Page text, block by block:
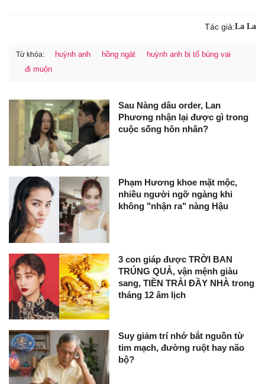
Tác giả:La La
Từ khóa: huỳnh anh hồng ngát
huỳnh anh bị tố bùng vai
đi muộn
Sau Nàng dâu order, Lan
Phương nhận lại được gì trong
cuộc sống hôn nhân?
Phạm Hương khoe mặt mộc,
nhiều người ngỡ ngàng khi
không "nhận ra" nàng Hậu
3 con giáp được TRỜI BAN
TRÚNG QUẢ, vận mệnh giàu
sang, TIỀN TRẢI ĐẦY NHÀ trong
tháng 12 âm lịch
Suy giảm trí nhớ bắt nguồn từ
tim mạch, đường ruột hay não
bộ?